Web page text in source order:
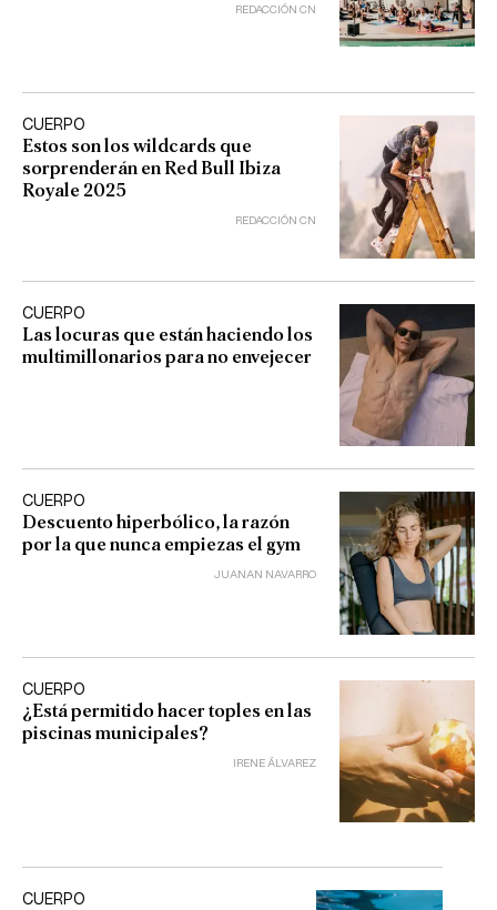
REDACCIÓN CN
CUERPO
Estos son los wildcards que
sorprenderán en Red Bull Ibiza
Royale 2025
REDACCIÓN CN
CUERPO
Las locuras que están haciendo los
multimillonarios para no envejecer
CUERPO
Descuento hiperbólico, la razón
por la que nunca empiezas el gym
JUANAN NAVARRO
CUERPO
¿Está permitido hacer toples en las
piscinas municipales?
IRENE ÁLVAREZ
CUERPO